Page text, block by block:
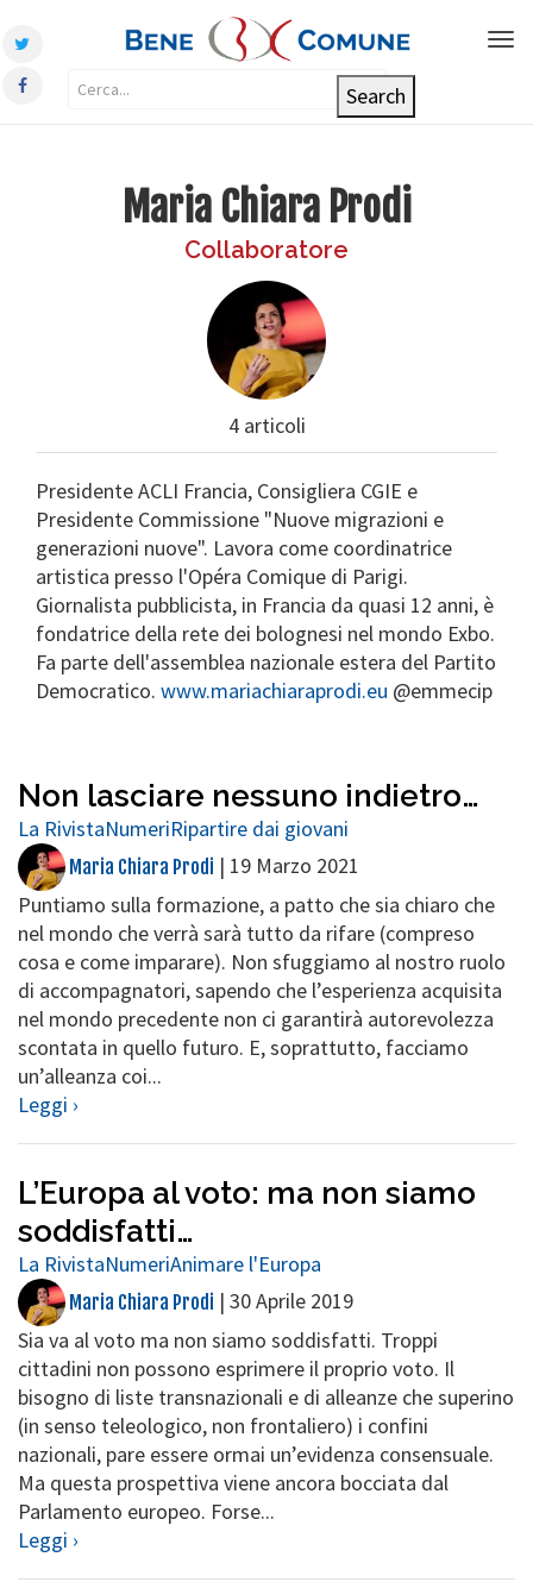
Maria Chiara Prodi
Collaboratore
4 articoli
Presidente ACLI Francia, Consigliera CGIE e
Presidente Commissione "Nuove migrazioni e
generazioni nuove". Lavora come coordinatrice
artistica presso l'Opéra Comique di Parigi.
Giornalista pubblicista, in Francia da quasi 12 anni, è
fondatrice della rete dei bolognesi nel mondo Exbo.
Fa parte dell'assemblea nazionale estera del Partito
Democratico. www.mariachiaraprodi.eu @emmecip
Non lasciare nessuno indietro…
La RivistaNumeriRipartire dai giovani
Maria Chiara Prodi | 19 Marzo 2021
Puntiamo sulla formazione, a patto che sia chiaro che
nel mondo che verrà sarà tutto da rifare (compreso
cosa e come imparare). Non sfuggiamo al nostro ruolo
di accompagnatori, sapendo che l’esperienza acquisita
nel mondo precedente non ci garantirà autorevolezza
scontata in quello futuro. E, soprattutto, facciamo
un’alleanza coi...
Leggi ›
L’Europa al voto: ma non siamo
soddisfatti…
La RivistaNumeriAnimare l'Europa
Maria Chiara Prodi | 30 Aprile 2019
Sia va al voto ma non siamo soddisfatti. Troppi
cittadini non possono esprimere il proprio voto. Il
bisogno di liste transnazionali e di alleanze che superino
(in senso teleologico, non frontaliero) i confini
nazionali, pare essere ormai un’evidenza consensuale.
Ma questa prospettiva viene ancora bocciata dal
Parlamento europeo. Forse...
Leggi ›